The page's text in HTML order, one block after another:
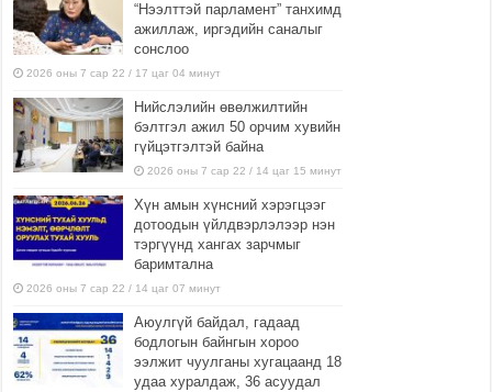
“Нээлттэй парламент” танхимд
ажиллаж, иргэдийн саналыг
сонслоо
2026 оны 7 сар 22 / 17 цаг 04 минут
Нийслэлийн өвөлжилтийн
бэлтгэл ажил 50 орчим хувийн
гүйцэтгэлтэй байна
2026 оны 7 сар 22 / 14 цаг 15 минут
Хүн амын хүнсний хэрэгцээг
дотоодын үйлдвэрлэлээр нэн
тэргүүнд хангах зарчмыг
баримтална
2026 оны 7 сар 22 / 14 цаг 07 минут
Аюулгүй байдал, гадаад
бодлогын байнгын хороо
ээлжит чуулганы хугацаанд 18
удаа хуралдаж, 36 асуудал